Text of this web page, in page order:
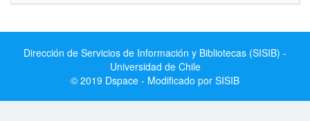
Dirección de Servicios de Información y Bibliotecas (SISIB) -
Universidad de Chile
© 2019 Dspace - Modificado por SISIB